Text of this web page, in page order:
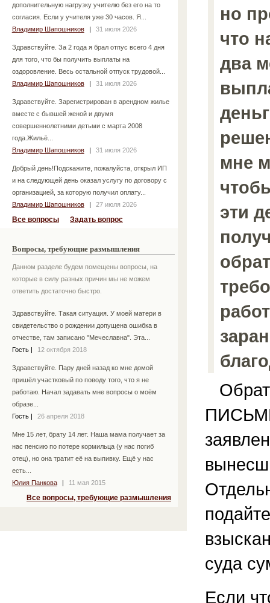
дополнительную нагрузку учителю без его на то
согласия. Если у учителя уже 30 часов. Я...
Владимир Шапошников
| 31 июля 2026
Здравствуйте. За 2 года я брал отпус всего 4 дня
для того, что бы получить выплаты на
оздоровление. Весь остальной отпуск трудовой...
Владимир Шапошников
| 31 июля 2026
Здравствуйте. Зарегистрирован в арендном жилье
вместе с бывшей женой и двумя
совершеннолетними детьми с марта 2008
года.Жильё...
Владимир Шапошников
| 31 июля 2026
Добрый день!Подскажите, пожалуйста, открыл ИП
и на следующей день оказал услугу по договору с
организацией, за которую получил оплату...
Владимир Шапошников
| 27 июля 2026
Все вопросы Задать вопрос
Вопросы, требующие размышления
Данном разделе будем помещены вопросы, на
которые в силу разных причин мы не можем
ответить достаточно быстро.
Здравствуйте. Такая ситуация. У моей матери в
свидетельство о рождении допущена ошибка в
отчестве, там записано "Мечеславна". Эта...
Гость
12 октября 2018
Здравствуйте. Пару дней назад ко мне домой
пришёл участковый по поводу того, что я не
работаю. Начал задавать мне вопросы о моём
образе...
Гость
26 апреля 2018
Мне 15 лет, брату 14 лет. Наша мама получает за
нас пенсию по потере кормильца (у нас погиб
отец), но она тратит её на выпивку. Ещё у нас
есть...
Юлия Панкова
11 мая 2015
Все вопросы, требующие размышления
но
что
два
мне
эти
суда
Если